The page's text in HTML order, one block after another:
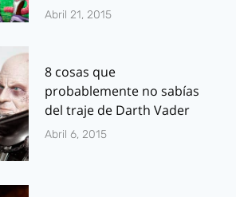
Abril 21, 2015
8 cosas que
probablemente no sabías
del traje de Darth Vader
Abril 6, 2015